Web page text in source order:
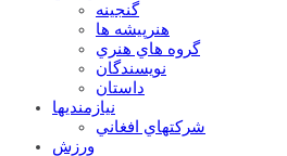
گنجينه
هنرپيشه ها
گروه هاي هنري
نويسندگان
داستان
نيازمنديها
شرکتهاي افغاني
ورزش